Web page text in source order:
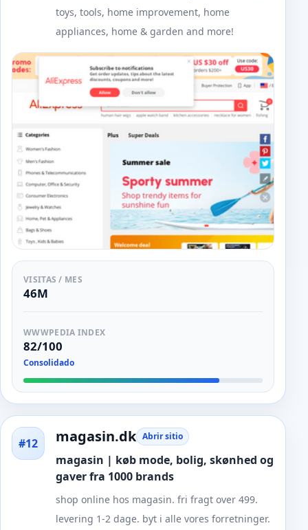
toys, tools, home improvement, home
appliances, home & garden and more!
VISITAS / MES
46M
WWWPEDIA INDEX
82/100
Consolidado
#12 magasin.dk Abrir sitio
magasin | køb mode, bolig, skønhed og
gaver fra 1000 brands
shop online hos magasin. fri fragt over 499.
levering 1-2 dage. byt i alle vores forretninger.